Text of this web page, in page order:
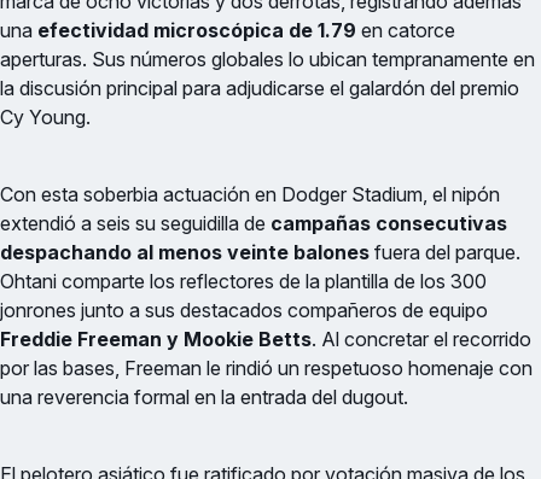
una efectividad microscópica de 1.79 en catorce
aperturas. Sus números globales lo ubican tempranamente en
la discusión principal para adjudicarse el galardón del premio
Cy Young.
Con esta soberbia actuación en Dodger Stadium, el nipón
extendió a seis su seguidilla de campañas consecutivas
despachando al menos veinte balones fuera del parque.
Ohtani comparte los reflectores de la plantilla de los 300
jonrones junto a sus destacados compañeros de equipo
Freddie Freeman y Mookie Betts. Al concretar el recorrido
por las bases, Freeman le rindió un respetuoso homenaje con
una reverencia formal en la entrada del dugout.